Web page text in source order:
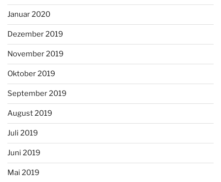
Januar 2020
Dezember 2019
November 2019
Oktober 2019
September 2019
August 2019
Juli 2019
Juni 2019
Mai 2019